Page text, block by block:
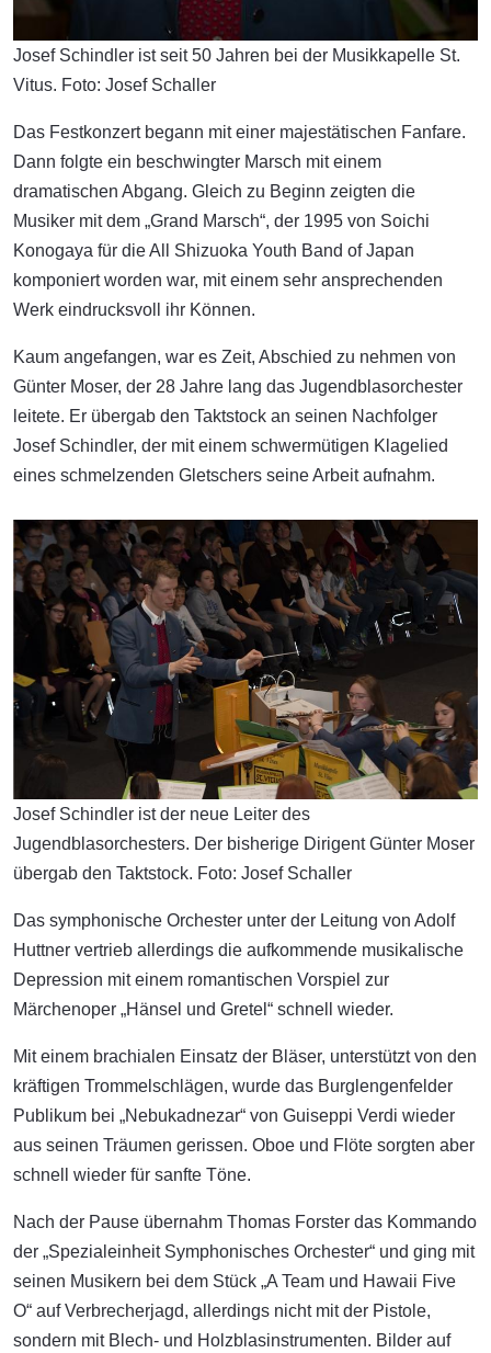
Josef Schindler ist seit 50 Jahren bei der Musikkapelle St.
Vitus. Foto: Josef Schaller
Das Festkonzert begann mit einer majestätischen Fanfare.
Dann folgte ein beschwingter Marsch mit einem
dramatischen Abgang. Gleich zu Beginn zeigten die
Musiker mit dem „Grand Marsch“, der 1995 von Soichi
Konogaya für die All Shizuoka Youth Band of Japan
komponiert worden war, mit einem sehr ansprechenden
Werk eindrucksvoll ihr Können.
Kaum angefangen, war es Zeit, Abschied zu nehmen von
Günter Moser, der 28 Jahre lang das Jugendblasorchester
leitete. Er übergab den Taktstock an seinen Nachfolger
Josef Schindler, der mit einem schwermütigen Klagelied
eines schmelzenden Gletschers seine Arbeit aufnahm.
Josef Schindler ist der neue Leiter des
Jugendblasorchesters. Der bisherige Dirigent Günter Moser
übergab den Taktstock. Foto: Josef Schaller
Das symphonische Orchester unter der Leitung von Adolf
Huttner vertrieb allerdings die aufkommende musikalische
Depression mit einem romantischen Vorspiel zur
Märchenoper „Hänsel und Gretel“ schnell wieder.
Mit einem brachialen Einsatz der Bläser, unterstützt von den
kräftigen Trommelschlägen, wurde das Burglengenfelder
Publikum bei „Nebukadnezar“ von Guiseppi Verdi wieder
aus seinen Träumen gerissen. Oboe und Flöte sorgten aber
schnell wieder für sanfte Töne.
Nach der Pause übernahm Thomas Forster das Kommando
der „Spezialeinheit Symphonisches Orchester“ und ging mit
seinen Musikern bei dem Stück „A Team und Hawaii Five
O“ auf Verbrecherjagd, allerdings nicht mit der Pistole,
sondern mit Blech- und Holzblasinstrumenten. Bilder auf